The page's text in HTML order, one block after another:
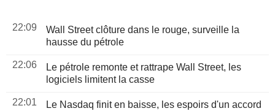
22:09
Wall Street clôture dans le rouge, surveille la
hausse du pétrole
22:06
Le pétrole remonte et rattrape Wall Street, les
logiciels limitent la casse
22:01
Le Nasdaq finit en baisse, les espoirs d'un accord